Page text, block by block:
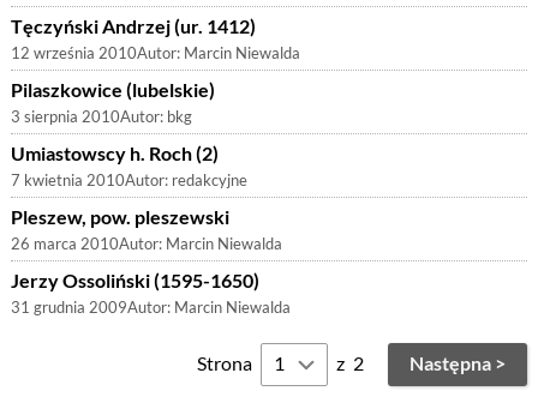
Tęczyński Andrzej (ur. 1412)
12 września 2010Autor: Marcin Niewalda
Pilaszkowice (lubelskie)
3 sierpnia 2010Autor: bkg
Umiastowscy h. Roch (2)
7 kwietnia 2010Autor: redakcyjne
Pleszew, pow. pleszewski
26 marca 2010Autor: Marcin Niewalda
Jerzy Ossoliński (1595-1650)
31 grudnia 2009Autor: Marcin Niewalda
Strona z 2 Następna >